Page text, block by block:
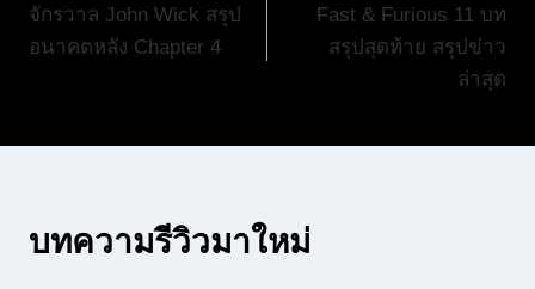
เรื่อง
จักรวาล John Wick สรุป
อนาคตหลัง Chapter 4
Fast & Furious 11 บท
สรุปสุดท้าย สรุปข่าว
ล่าสุด
บทความรีวิวมาใหม่